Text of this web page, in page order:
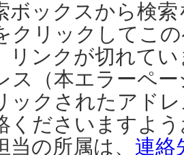
ボックスから検
クリックしてこ
リンクが切れて
ス（本エラーペ
ックされたアド
くださいますよ
当の所属は、 連絡